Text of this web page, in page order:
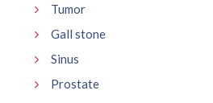
Tumor
Gall stone
Sinus
Prostate